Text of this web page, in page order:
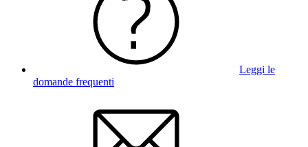
Leggi le
domande frequenti